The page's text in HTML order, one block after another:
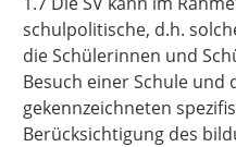
schulpolitische, d.h.
die Schülerinnen und
Besuch einer Schule und
gekennzeichneten
Berücksichtigung des